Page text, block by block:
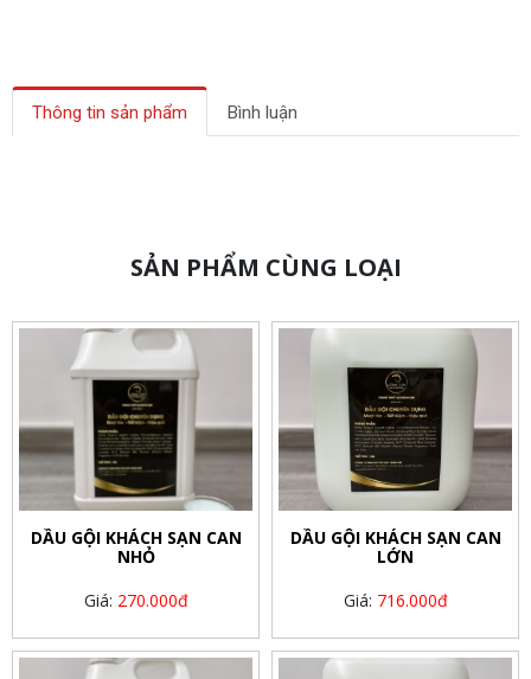
Thông tin sản phẩm Bình luận
SẢN PHẨM CÙNG LOẠI
DẦU GỘI KHÁCH SẠN CAN
NHỎ
Giá: 270.000đ
DẦU GỘI KHÁCH SẠN CAN
LỚN
Giá: 716.000đ